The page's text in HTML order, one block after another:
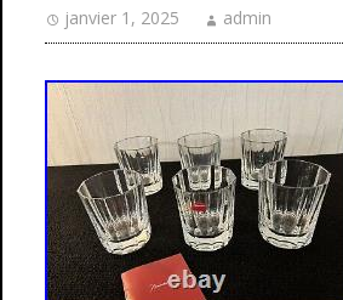
janvier 1, 2025 admin